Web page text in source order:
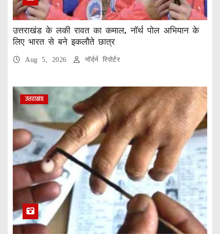
उत्तराखंड के लकी रावत का कमाल, नॉर्थ पोल अभियान के
लिए भारत से बने इकलौते छात्र
Aug 5, 2026 नॉर्दर्न रिपोर्टर
उत्तराखंड